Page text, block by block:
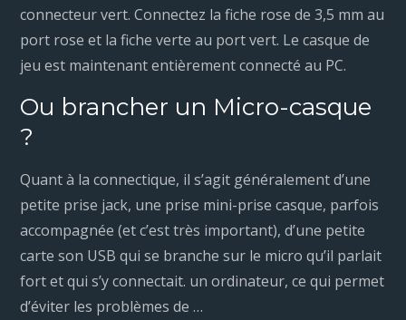
connecteur vert. Connectez la fiche rose de 3,5 mm au
port rose et la fiche verte au port vert. Le casque de
jeu est maintenant entièrement connecté au PC.
Ou brancher un Micro-casque
?
Quant à la connectique, il s’agit généralement d’une
petite prise jack, une prise mini-prise casque, parfois
accompagnée (et c’est très important), d’une petite
carte son USB qui se branche sur le micro qu’il parlait
fort et qui s’y connectait. un ordinateur, ce qui permet
d’éviter les problèmes de …